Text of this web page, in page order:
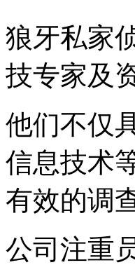
狼牙私家
技专家及
他们不仅
信息技术
有效的调
公司注重